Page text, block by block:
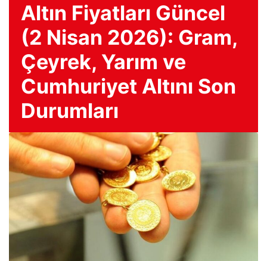
Altın Fiyatları Güncel
(2 Nisan 2026): Gram,
Çeyrek, Yarım ve
Cumhuriyet Altını Son
Durumları